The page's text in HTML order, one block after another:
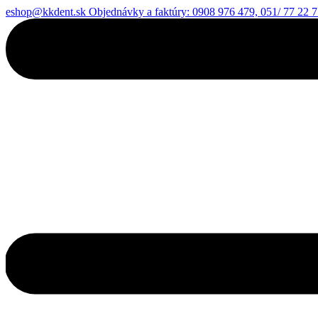
eshop@kkdent.sk Objednávky a faktúry: 0908 976 479, 051/ 77 22